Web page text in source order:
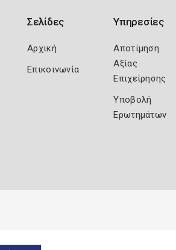
Σελίδες
Αρχική
Επικοινωνία
Υπηρεσίες
Αποτίμηση
Αξίας
Επιχείρησης
Υποβολή
Ερωτημάτων